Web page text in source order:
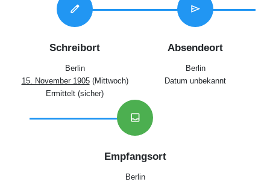
edit
Schreibort
Berlin
15. November 1905(Mittwoch)
Ermittelt (sicher)
send
Absendeort
Berlin
Datum unbekannt
inbox
Empfangsort
Berlin